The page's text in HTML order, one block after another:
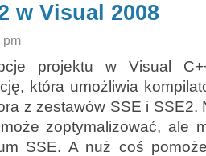
w Visual 2008
pm
projektu w Visual
która umożliwia
z zestawów SSE i SSE2.
zoptymalizować, ale
SSE. A nuż coś